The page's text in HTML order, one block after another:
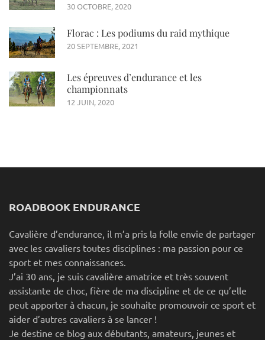
30 OCTOBRE, 2020
Florac : Les podiums du raid mythique
20 SEPTEMBRE, 2021
Les épreuves d’endurance et les
championnats
12 JUIN, 2020
ROADBOOK ENDURANCE
Cavalière d’endurance, il m’a pris la folle envie de partager
avec les cavaliers toutes disciplines : ma passion pour ce
sport et mes connaissances.
J’ai 30 ans, je suis cavalière amatrice et très souvent
assistante de choc, fière de ma discipline et de ce qu’elle
peut apporter à chacun, je souhaite promouvoir ce sport et
aider d’autres cavaliers à se lancer !
Je destine ce blog aux débutants, amateurs, jeunes et